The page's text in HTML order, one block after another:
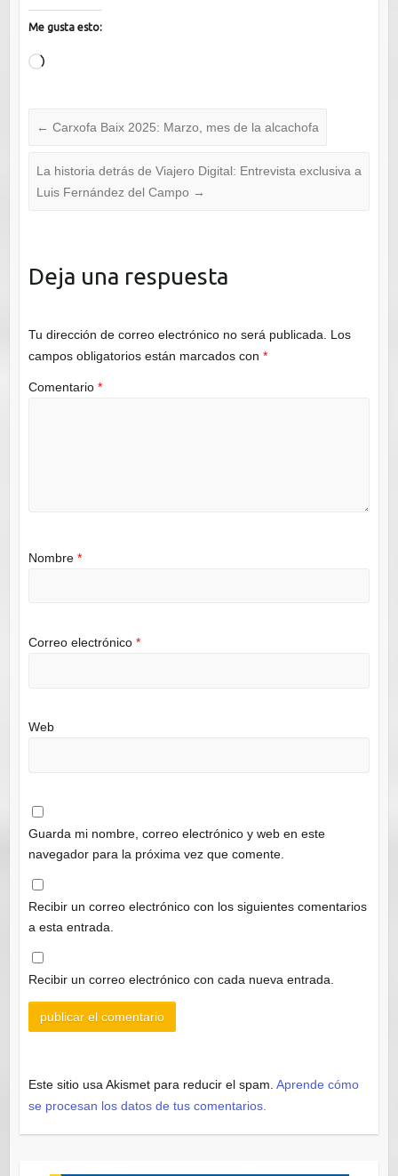
Me gusta esto:
Cargando...
← Carxofa Baix 2025: Marzo, mes de la alcachofa
La historia detrás de Viajero Digital: Entrevista exclusiva a
Luis Fernández del Campo →
Deja una respuesta
Tu dirección de correo electrónico no será publicada.
Los
campos obligatorios están marcados con *
Comentario *
Nombre *
Correo electrónico *
Web
Guarda mi nombre, correo electrónico y web en este
navegador para la próxima vez que comente.
Recibir un correo electrónico con los siguientes comentarios
a esta entrada.
Recibir un correo electrónico con cada nueva entrada.
Este sitio usa Akismet para reducir el spam. Aprende cómo
se procesan los datos de tus comentarios.